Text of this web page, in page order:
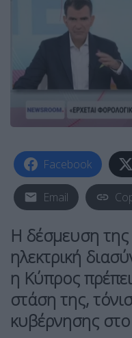
Facebook
Email
Η δέσμευση της
ηλεκτρική
η Κύπρος
στάση της,
κυβέρνησης